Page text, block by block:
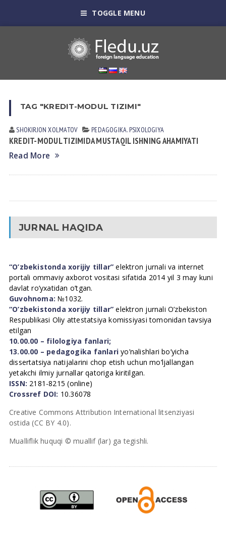
TOGGLE MENU
TAG "KREDIT-MODUL TIZIMI"
SHOKIRJON XOLMATOV PEDАGOGIKА. PSIXOLOGIYA
KREDIT-MODUL TIZIMIDA MUSTAQIL ISHNING AHAMIYATI
Read More
JURNAL HAQIDA
“O’zbekistonda xorijiy tillar” elektron jurnali va internet
portali ommaviy axborot vositasi sifatida 2014 yil 3 may kuni
davlat ro’yxatidan o’tgan.
Guvohnoma: №1032.
“O’zbekistonda xorijiy tillar” elektron jurnali O’zbekiston
Respublikasi Oliy attestatsiya komissiyasi tomonidan tavsiya
etilgan
10.00.00 – filologiya fanlari;
13.00.00 – pedagogika fanlari yo’nalishlari bo’yicha
dissertatsiya natijalarini chop etish uchun mo’ljallangan
yetakchi ilmiy jurnallar qatoriga kiritilgan.
ISSN: 2181-8215 (online)
Crossref DOI: 10.36078
Creative Commons Attribution International litsenziyasi
ostida (CC BY 4.0).
Mualliflik huquqi © muallif (lar) ga tegishli.